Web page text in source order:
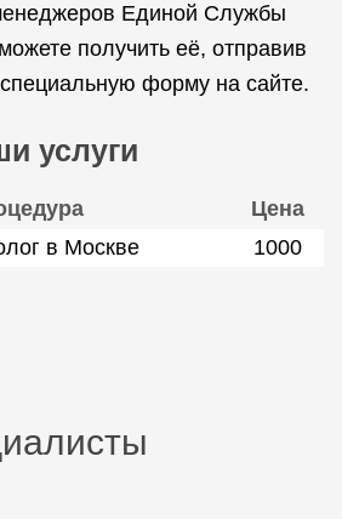
Единой Службы
получить её, отправив
форму на сайте.
услуги
Цена
в Москве
1000